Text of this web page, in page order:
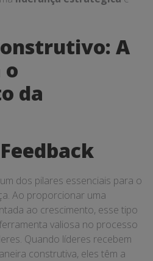
A
o
da
dos pilares essenciais para o
Ao proporcionar uma
ao crescimento, esse tipo
valiosa no processo
Quando líderes recebem
construtiva, eles têm a